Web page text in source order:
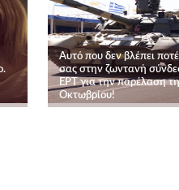
Αυτό που δεν βλέπει
σας στην ζωντανή
ΕΡΤ για την παρέλαση
Οκτωβρίου!